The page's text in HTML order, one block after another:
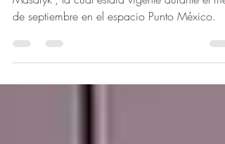
Inauguraron la exposición “Baja California en
Masaryk”, la cual estará vigente durante el mes